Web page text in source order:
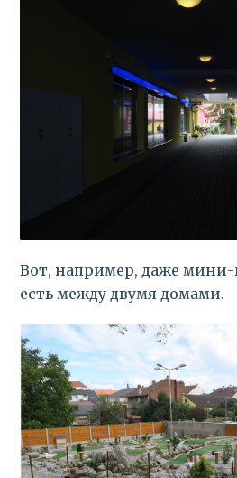
Вот, например, даже мини-
есть между двумя домами.